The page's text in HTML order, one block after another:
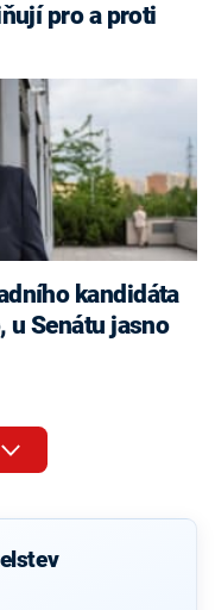
pro a proti
kandidáta
u Senátu jasno